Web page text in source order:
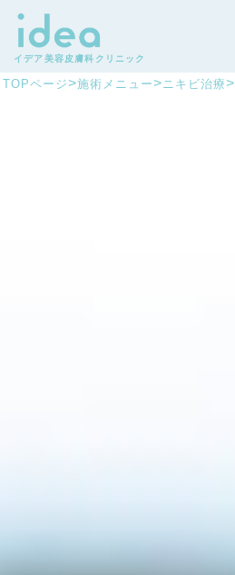
イデア美容皮膚科クリニック
TOPページ>施術メニュー> ニキビ治療>